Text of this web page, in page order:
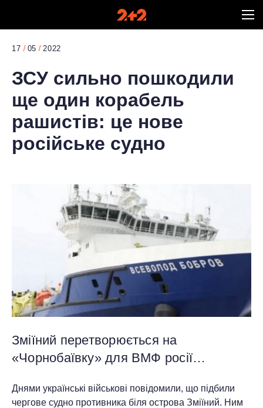
17 05 2022
ЗСУ сильно пошкодили
ще один корабель
рашистів: це нове
російське судно
Зміїний перетворюється на
«Чорнобаївку» для ВМФ росії…
Днями українські військові повідомили, що підбили
чергове судно противника біля острова Зміїний. Ним